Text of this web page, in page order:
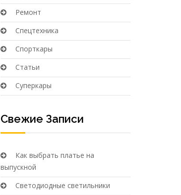
Ремонт
Спецтехника
Спорткары
Статьи
Суперкары
Свежие Записи
Как выбрать платье на
выпускной
Светодиодные светильники